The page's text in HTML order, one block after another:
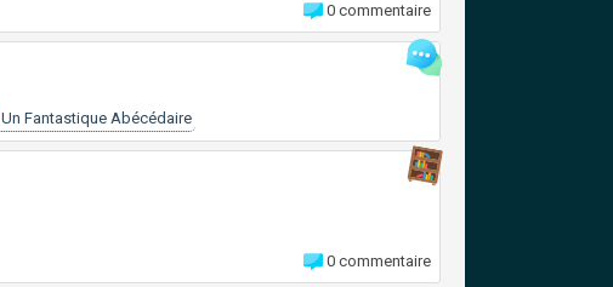
0 commentaire
Un Fantastique Abécédaire
0 commentaire